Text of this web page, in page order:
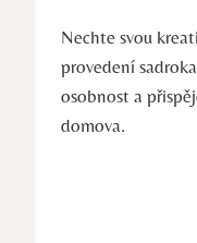
Nechte svou
provedení
osobnost a
domova.